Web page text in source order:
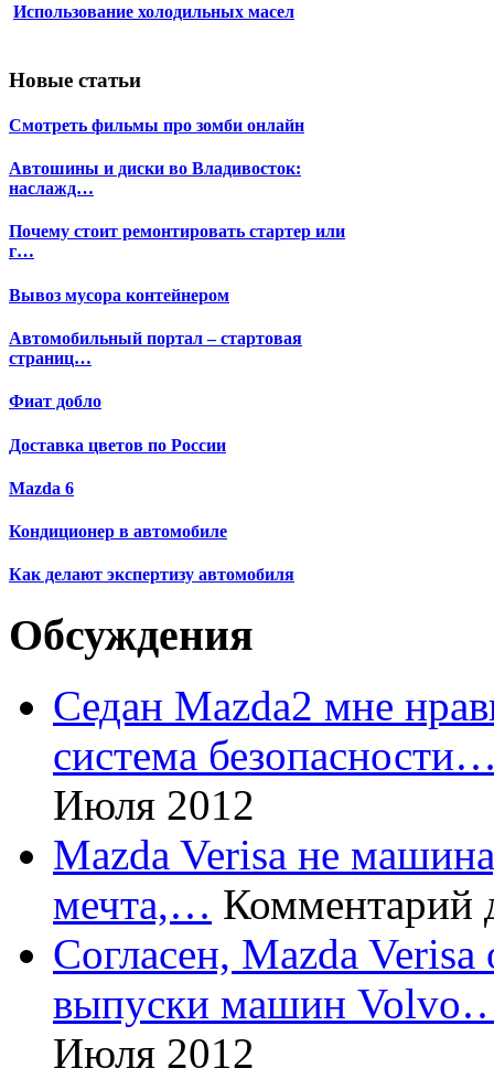
Использование холодильных масел
Новые статьи
Смотреть фильмы про зомби онлайн
Автошины и диски во Владивосток:
наслажд…
Почему стоит ремонтировать стартер или
г…
Вывоз мусора контейнером
Автомобильный портал – стартовая
страниц…
Фиат добло
Доставка цветов по России
Mazda 6
Кондиционер в автомобиле
Как делают экспертизу автомобиля
Обсуждения
Седан Mazda2 мне
система
Июля 2012
Mazda Verisa не
мечта,… Комментарий
Согласен, Mazda
выпуски машин
Июля 2012